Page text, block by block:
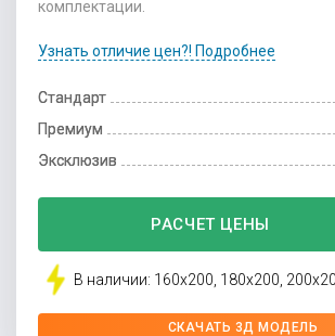
комплектации.
Узнать отличие цен?! Подробнее
Стандарт
Премиум
Эксклюзив
РАСЧЕТ ЦЕНЫ
В наличии: 160x200, 180x200,
СКАЧАТЬ 3Д МОДЕЛЬ